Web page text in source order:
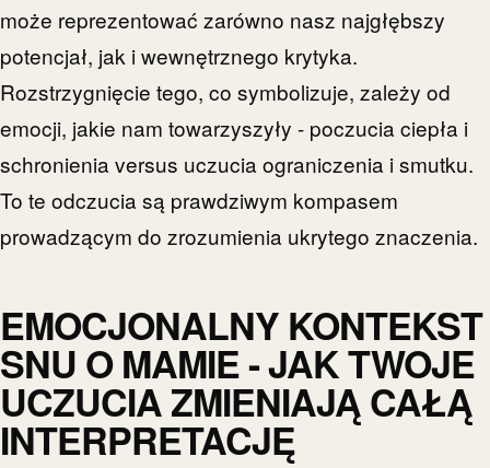
może reprezentować zarówno nasz najgłębszy
potencjał, jak i wewnętrznego krytyka.
Rozstrzygnięcie tego, co symbolizuje, zależy od
emocji, jakie nam towarzyszyły - poczucia ciepła i
schronienia versus uczucia ograniczenia i smutku.
To te odczucia są prawdziwym kompasem
prowadzącym do zrozumienia ukrytego znaczenia.
EMOCJONALNY KONTEKST
SNU O MAMIE - JAK TWOJE
UCZUCIA ZMIENIAJĄ CAŁĄ
INTERPRETACJĘ